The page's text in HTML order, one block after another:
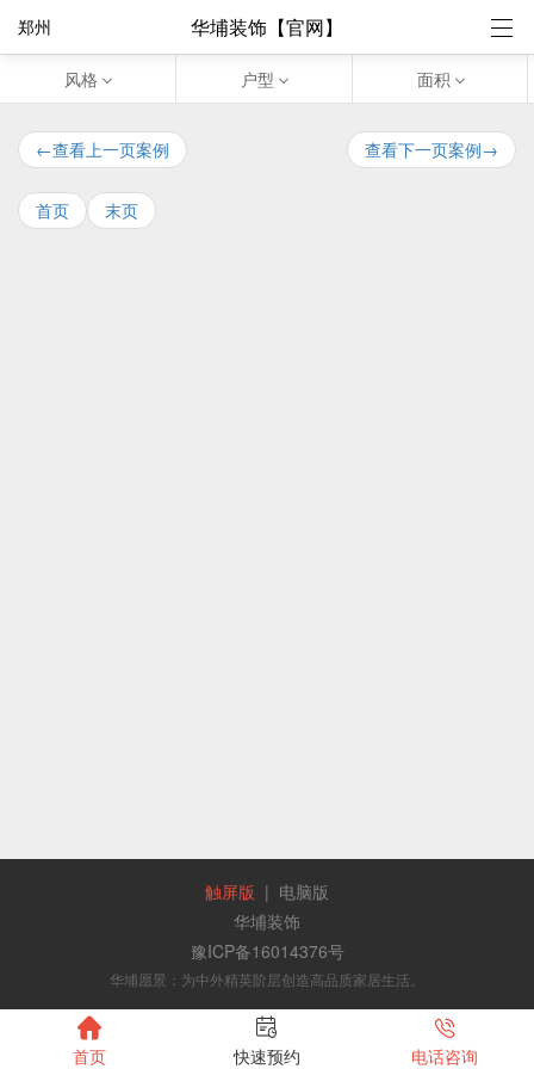
华埔装饰【官网】
郑州
风格 户型 面积
←查看上一页案例 查看下一页案例→
首页 末页
触屏版 | 电脑版
华埔装饰
豫ICP备16014376号
华埔愿景：为中外精英阶层创造高品质家居生活。

首页

快速预约

电话咨询